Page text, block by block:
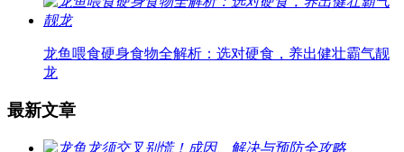
龙鱼喂食硬身食物全解析：选对硬食，养出健壮霸气靓
龙
最新文章